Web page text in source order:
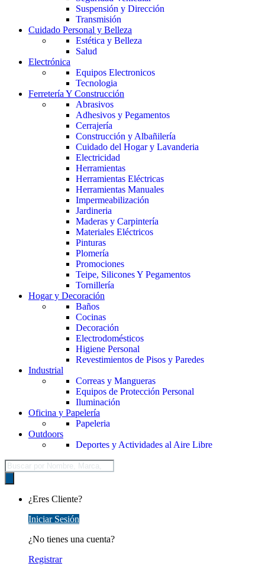
Suspensión y Dirección
Transmisión
Cuidado Personal y Belleza
Estética y Belleza
Salud
Electrónica
Equipos Electronicos
Tecnologia
Ferretería Y Construcción
Abrasivos
Adhesivos y Pegamentos
Cerrajería
Construcción y Albañilería
Cuidado del Hogar y Lavanderia
Electricidad
Herramientas
Herramientas Eléctricas
Herramientas Manuales
Impermeabilización
Jardineria
Maderas y Carpintería
Materiales Eléctricos
Pinturas
Plomería
Promociones
Teipe, Silicones Y Pegamentos
Tornillería
Hogar y Decoración
Baños
Cocinas
Decoración
Electrodomésticos
Higiene Personal
Revestimientos de Pisos y Paredes
Industrial
Correas y Mangueras
Equipos de Protección Personal
Iluminación
Oficina y Papelería
Papeleria
Outdoors
Deportes y Actividades al Aire Libre
Búsqueda
de
productos
¿Eres Cliente?
Iniciar Sesión
¿No tienes una cuenta?
Registrar